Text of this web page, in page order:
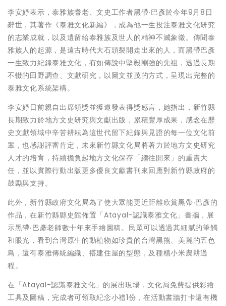
李安妤表示，泰雅族耆老、文史工作者黑帶‧巴彥於今年9月8日
辭世，其著作《泰雅文化新編》，成為他一生投注泰雅文化研究
的志業成就，以及遺留給泰雅族及世人的精神不滅象徵。傳聞泰
雅族人的起源，是遠古時代大石頭裂開走出來的人，而黑帶巴彥
一生致力紀錄泰雅文化，有如傳說中堅毅剛強的先祖，透過長期
不輟的田野調查、文獻研究，以圖文並茂的方式，呈現出完整的
泰雅文化系統架構。
李安妤日前親自出席領獎並獲邀發表得獎感言，她指出，新竹縣
長期致力於地方文史研究與文獻出版，累積豐厚成果，感念在歷
史文獻領域中辛苦耕耘為這世代留下紀錄與見證的每一位文化前
輩，也感謝評審肯定，未來新竹縣文化局將著力於地方文史研究
人才的培育，持續擔負起地方文化保存「繼往開來」的重責大
任，並以實際行動出版更多優良文獻書刊來回應對新竹縣政府的
鼓勵與支持。
此外，新竹縣政府文化局為了使大眾能更近距離欣賞黑帶‧巴彥的
作品，在新竹縣縣史館佈置「Atayal-認識泰雅文化」書牆，展
示黑帶‧巴彥老師數十年來手繪圖稿。民眾可以透過其細膩的筆觸
和眼光，看到台灣原生的動植物如珍貴的台灣黑熊、美麗的五色
鳥，還有泰雅傳統編織、搭建住屋的型態，及種植小米農耕過
程。
在「Atayal-認識泰雅文化」的展出現場，文化局免費提供彩繪
工具及圖稿，完成者可領取紀念小禮1份，在活動書牆打卡還有機